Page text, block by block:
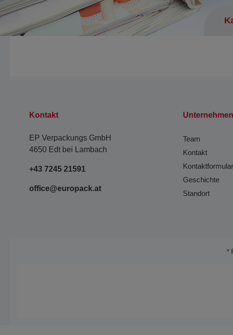
Kontakt
EP Verpackungs GmbH
4650 Edt bei Lambach
+43 7245 21591
office@europack.at
Unternehmen
Team
Kontakt
Kontaktformular
Geschichte
Standort
*